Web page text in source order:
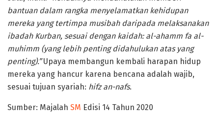
bantuan dalam rangka menyelamatkan kehidupan
mereka yang tertimpa musibah daripada melaksanakan
ibadah Kurban, sesuai dengan kaidah: al-ahamm fa al-
muhimm (yang lebih penting didahulukan atas yang
penting).”Upaya membangun kembali harapan hidup
mereka yang hancur karena bencana adalah wajib,
sesuai tujuan syariah: hifz an-nafs.
Sumber: Majalah SM Edisi 14 Tahun 2020